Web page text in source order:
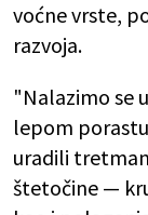
voćne vrste,
razvoja.
"Nalazimo se
lepom
uradili
štetočine —